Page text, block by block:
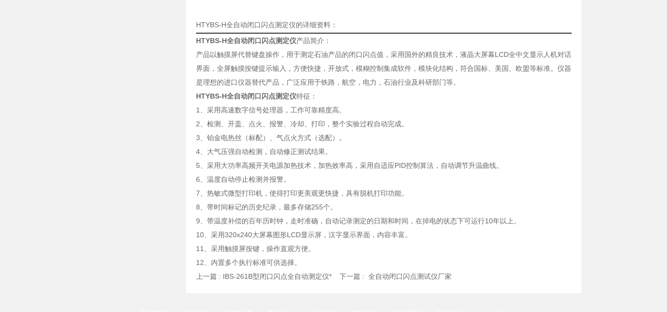
HTYBS-H全自动闭口闪点测定仪的详细资料：
HTYBS-H全自动闭口闪点测定仪产品简介：
产品以触摸屏代替键盘操作，用于测定石油产品的闭口闪点值，采用国外的精良技术，液晶大屏幕LCD全中文显示人机对话
界面，全屏触摸按键提示输入，方便快捷，开放式，模糊控制集成软件，模块化结构，符合国标、美国、欧盟等标准。仪器
是理想的进口仪器替代产品，广泛应用于铁路，航空，电力，石油行业及科研部门等。
HTYBS-H全自动闭口闪点测定仪特征：
1、采用高速数字信号处理器，工作可靠精度高。
2、检测、开盖、点火、报警、冷却、打印，整个实验过程自动完成。
3、铂金电热丝（标配）、气点火方式（选配）。
4、大气压强自动检测，自动修正测试结果。
5、采用大功率高频开关电源加热技术，加热效率高，采用自适应PID控制算法，自动调节升温曲线。
6、温度自动停止检测并报警。
7、热敏式微型打印机，使得打印更美观更快捷，具有脱机打印功能。
8、带时间标记的历史纪录，最多存储255个。
9、带温度补偿的百年历时钟，走时准确，自动记录测定的日期和时间，在掉电的状态下可运行10年以上。
10、采用320x240大屏幕图形LCD显示屏，汉字显示界面，内容丰富。
11、采用触摸屏按键，操作直观方便。
12、内置多个执行标准可供选择。
上一篇 : IBS-261B型闭口闪点全自动测定仪* 下一篇 : 全自动闭口闪点测试仪厂家